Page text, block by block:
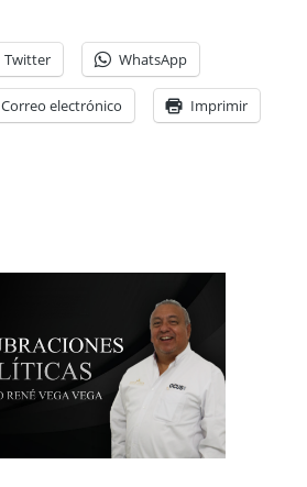
Twitter WhatsApp
Correo electrónico Imprimir